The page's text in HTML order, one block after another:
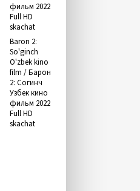
Baron 2:
So'ginch
O'zbek kino
film / Барон
2: Согинч
Узбек кино
фильм 2022
Full HD
skachat